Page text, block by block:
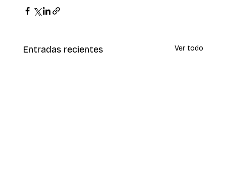
Entradas recientes Ver todo